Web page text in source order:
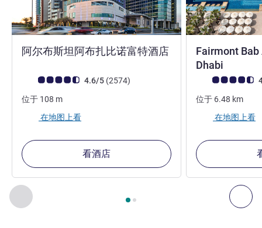
上一个 - 我们在附近的其他酒店 下
第 1页，共 , 我们在附近的其他酒店 1 :, 我们在附近的
阿尔布斯坦阿布扎比诺富特酒店4 星
客户意见评级 (ALL 评级)
4.6/5 (2574评论
)
位于 108 m
在地图上看
看酒店
Fairmont Bab
Dhabi
客户意见评级
位于 6.48 km
在地图上看